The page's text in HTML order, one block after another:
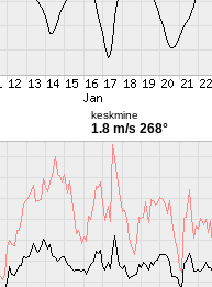
keskmine
1.8 m/s 268°